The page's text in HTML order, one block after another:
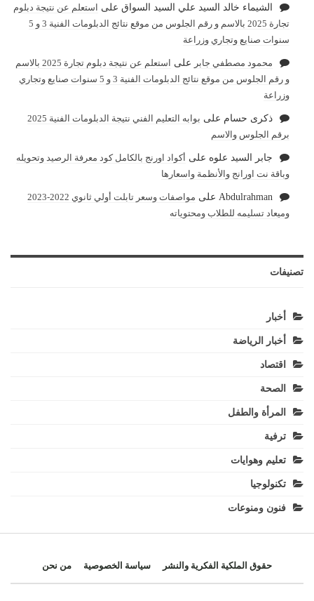
الشيماء خالد السيد علي السيد السواق على استعلم عن نتيجة دبلوم
تجارة 2025 بالاسم و رقم الجلوس من موقع نتائج الدبلومات الفنية 3 و 5
سنوات صنايع وتجاري وزراعة
محمود مصطفي جابر على
استعلم عن نتيجة دبلوم تجارة 2025 بالاسم
و رقم الجلوس من موقع نتائج الدبلومات الفنية 3 و 5 سنوات صنايع وتجاري
وزراعة
ذكرى حسام على
بوابه التعليم الفني نتيجة الدبلومات الفنية 2025
برقم الجلوس والاسم
جابر السيد علوه على أكواد اورنج بالكامل كود معرفة الرصيد وتحويله
وباقة نت اورانج والأنظمة واسعارها
Abdulrahman على
مواصفات وسعر تابلت أولي ثانوي 2022-2023
وميعاد تسليمه للطلاب ومحتوياته
تصنيفات
أخبار
أخبار الرياضة
اقتصاد
الصحة
المرأة والطفل
ترفية
تعليم وهوايات
تكنولوجيا
فنون ومنوعات
حقوق الملكية الفكرية والنشر سياسة الخصوصية من نحن